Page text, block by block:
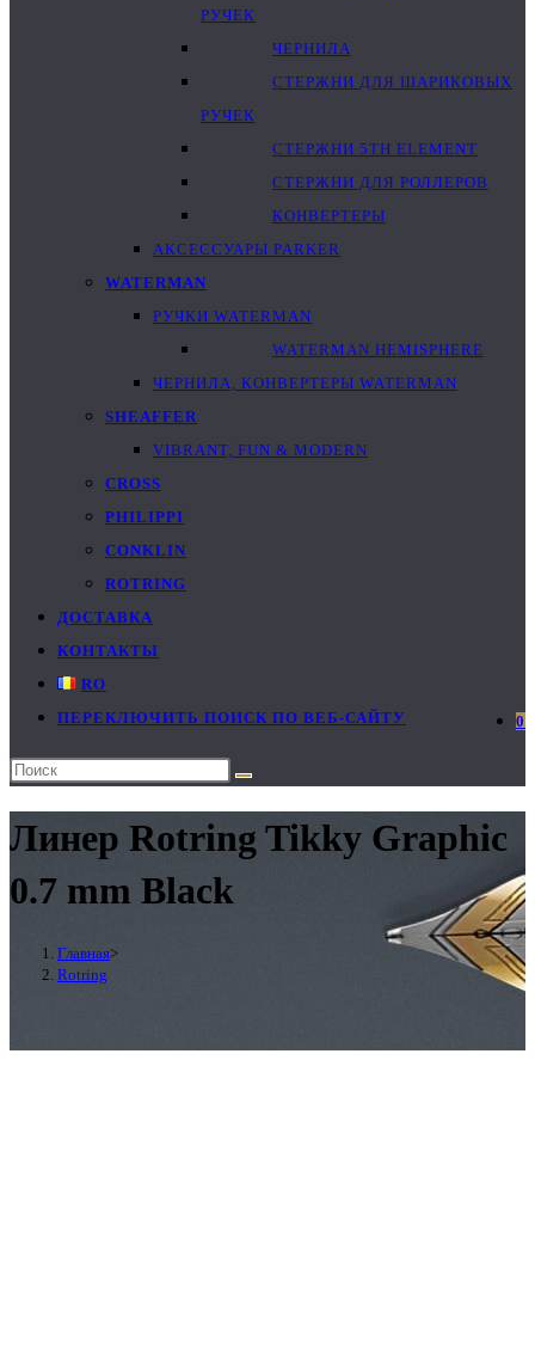
РУЧЕК
ЧЕРНИЛА
СТЕРЖНИ ДЛЯ ШАРИКОВЫХ
РУЧЕК
СТЕРЖНИ 5TH ELEMENT
СТЕРЖНИ ДЛЯ РОЛЛЕРОВ
КОНВЕРТЕРЫ
АКСЕССУАРЫ PARKER
WATERMAN
РУЧКИ WATERMAN
WATERMAN HEMISPHERE
ЧЕРНИЛА, КОНВЕРТЕРЫ WATERMAN
SHEAFFER
VIBRANT, FUN & MODERN
CROSS
PHILIPPI
CONKLIN
ROTRING
ДОСТАВКА
КОНТАКТЫ
RO
0
ПЕРЕКЛЮЧИТЬ ПОИСК ПО ВЕБ-САЙТУ
Линер Rotring Tikky Graphic
0.7 mm Black
Главная>
Rotring